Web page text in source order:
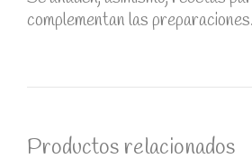
complementan las preparaciones.
Productos relacionados